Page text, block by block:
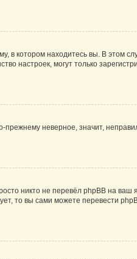
в котором находитесь вы. В этом
настроек, могут только
неверное, значит,
никто не перевёл phpBB на
то вы сами можете перевести